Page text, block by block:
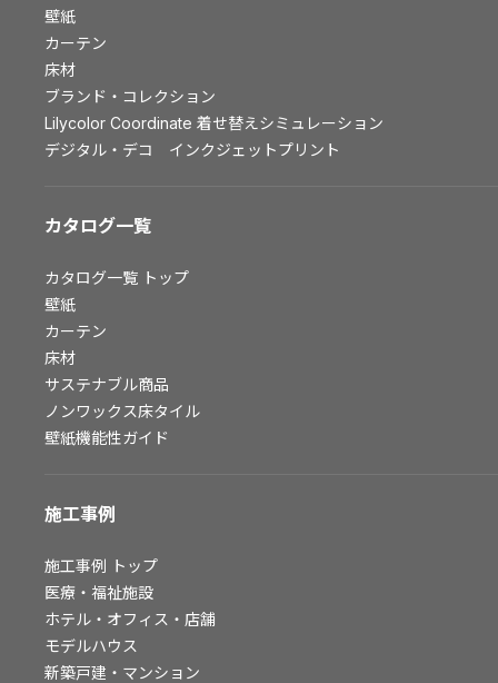
資料ダウンロード
画像ダウンロード
動画一覧
お手入れ便利帳
お役立ち資料
お問い合わせ（一般のお客様）
よくあるご質問
非住宅案件に関するお問い合わせ
事業紹介
スペースソリューション事業
ファシリティソリューション事業
不動産投資開発事業
会社情報
壁紙
カーテン
床材
ブランド・コレクション
Lilycolor Coordinate 着せ替えシミュレーション
デジタル・デコ インクジェットプリント
カタログ一覧
カタログ一覧 トップ
壁紙
カーテン
床材
サステナブル商品
ノンワックス床タイル
壁紙機能性ガイド
施工事例
施工事例 トップ
医療・福祉施設
ホテル・オフィス・店舗
モデルハウス
新築戸建・マンション